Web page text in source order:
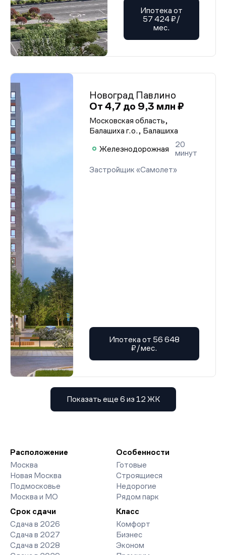
Ипотека от
57 424 ₽/
мес.
Новоград Павлино
От 4,7 до 9,3 млн ₽
Московская область,
Балашиха г.о., Балашиха
Железнодорожная
20
минут
Застройщик «Самолет»
Ипотека от 56 648
₽/мес.
Показать еще 6 из 12 ЖК
Расположение
Москва
Новая Москва
Подмосковье
Москва и МО
Особенности
Готовые
Строящиеся
Недорогие
Рядом парк
Срок сдачи
Сдача в 2026
Сдача в 2027
Сдача в 2028
Класс
Комфорт
Бизнес
Эконом